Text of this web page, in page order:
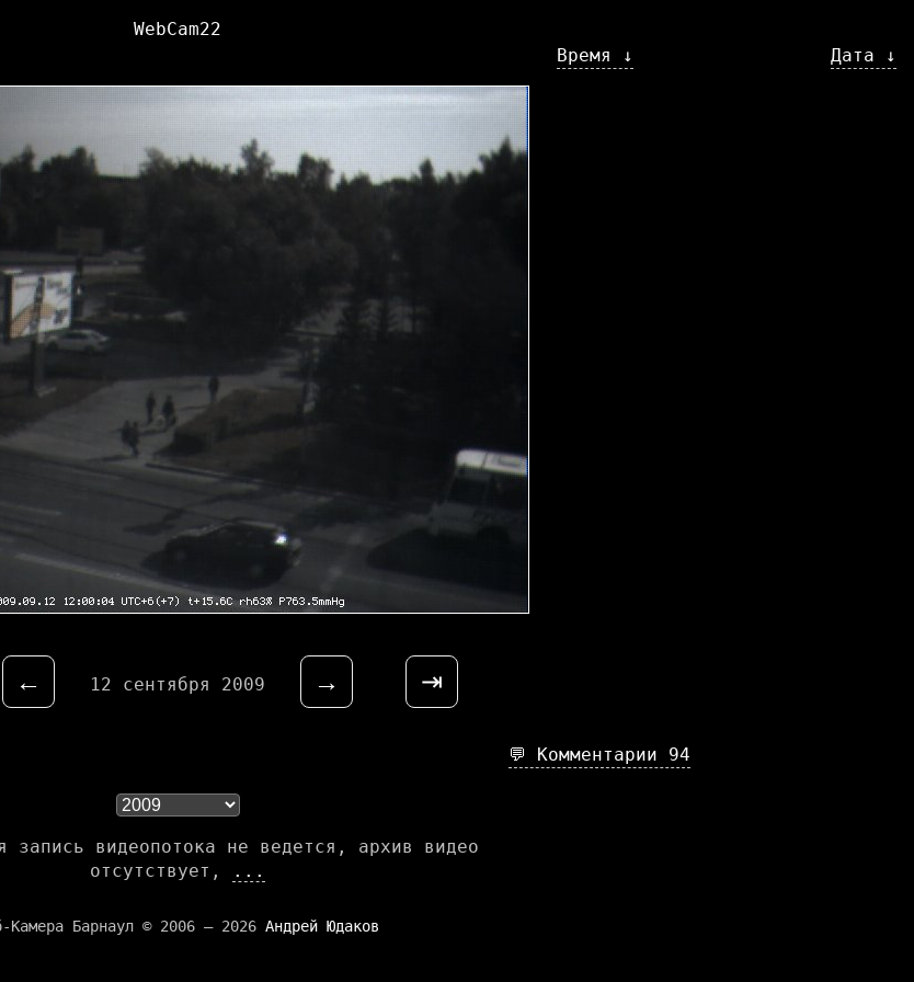
Дата ↓
Время ↓
WebCam22
← 12 сентября 2009 → ⇥
💬 Комментарии 94
запись видеопотока не ведется, архив видео
отсутствует,
...
Камера Барнаул © 2006 — 2026 Андрей Юдаков